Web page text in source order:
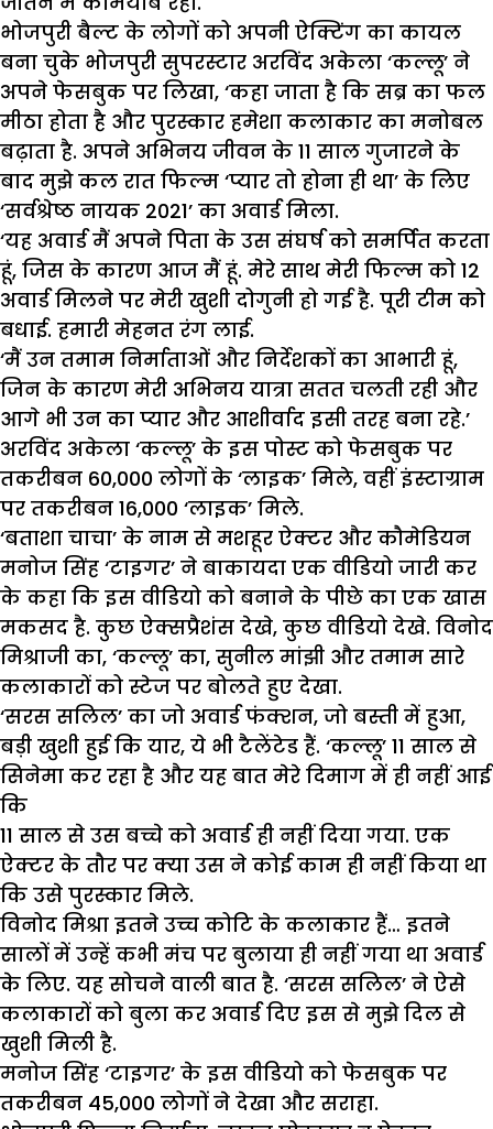
भोजपुरी बैल्ट के लोगों को अपनी ऐक्टिंग का कायल
बना चुके भोजपुरी सुपरस्टार अरविंद अकेला ‘कल्लू’ ने
अपने फेसबुक पर लिखा, ‘कहा जाता है कि सब्र का फल
मीठा होता है और पुरस्कार हमेशा कलाकार का मनोबल
बढ़ाता है. अपने अभिनय जीवन के 11 साल गुजारने के
बाद मुझे कल रात फिल्म ‘प्यार तो होना ही था’ के लिए
‘सर्वश्रेष्ठ नायक 2021’ का अवार्ड मिला.
‘यह अवार्ड मैं अपने पिता के उस संघर्ष को समर्पित करता
हूं, जिस के कारण आज मैं हूं. मेरे साथ मेरी फिल्म को 12
अवार्ड मिलने पर मेरी खुशी दोगुनी हो गई है. पूरी टीम को
बधाई. हमारी मेहनत रंग लाई.
‘मैं उन तमाम निर्माताओं और निर्देशकों का आभारी हूं,
जिन के कारण मेरी अभिनय यात्रा सतत चलती रही और
आगे भी उन का प्यार और आशीर्वाद इसी तरह बना रहे.’
अरविंद अकेला ‘कल्लू’ के इस पोस्ट को फेसबुक पर
तकरीबन 60,000 लोगों के ‘लाइक’ मिले, वहीं इंस्टाग्राम
पर तकरीबन 16,000 ‘लाइक’ मिले.
‘बताशा चाचा’ के नाम से मशहूर ऐक्टर और कौमेडियन
मनोज सिंह ‘टाइगर’ ने बाकायदा एक वीडियो जारी कर
के कहा कि इस वीडियो को बनाने के पीछे का एक खास
मकसद है. कुछ ऐक्सप्रैशंस देखे, कुछ वीडियो देखे. विनोद
मिश्राजी का, ‘कल्लू’ का, सुनील मांझी और तमाम सारे
कलाकारों को स्टेज पर बोलते हुए देखा.
‘सरस सलिल’ का जो अवार्ड फंक्शन, जो बस्ती में हुआ,
बड़ी खुशी हुई कि यार, ये भी टैलेंटेड हैं. ‘कल्लू’ 11 साल से
सिनेमा कर रहा है और यह बात मेरे दिमाग में ही नहीं आई
कि
11 साल से उस बच्चे को अवार्ड ही नहीं दिया गया. एक
ऐक्टर के तौर पर क्या उस ने कोई काम ही नहीं किया था
कि उसे पुरस्कार मिले.
विनोद मिश्रा इतने उच्च कोटि के कलाकार हैं… इतने
सालों में उन्हें कभी मंच पर बुलाया ही नहीं गया था अवार्ड
के लिए. यह सोचने वाली बात है. ‘सरस सलिल’ ने ऐसे
कलाकारों को बुला कर अवार्ड दिए इस से मुझे दिल से
खुशी मिली है.
मनोज सिंह ‘टाइगर’ के इस वीडियो को फेसबुक पर
तकरीबन 45,000 लोगों ने देखा और सराहा.